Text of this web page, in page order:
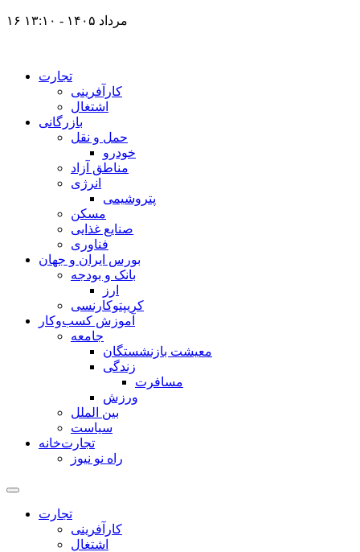
۱۶ مرداد ۱۴۰۵ - ۱۳:۱۰
تجارت
کارآفرینی
اشتغال
بازرگانی
حمل و نقل
خودرو
مناطق آزاد
انرژی
پتروشیمی
مسکن
صنایع غذایی
فناوری
بورس ایران و جهان
بانک و بودجه
ارز
کریپتوکارنسی
آموزش کسب‌وکار
جامعه
معیشت بازنشستگان
زندگی
مسافرت
ورزش
بین الملل
سیاست
تجارت‌خانه
راه نو نیوز
تجارت
کارآفرینی
اشتغال